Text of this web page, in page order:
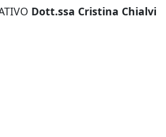
Dott.ssa Cristina Chialvi